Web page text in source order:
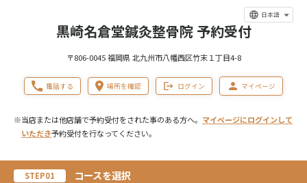
日本語
黒崎名倉堂鍼灸整骨院 予約受付
〒806-0045 福岡県 北九州市八幡西区竹末１丁目4-8
電話する 場所を確認 ログイン マイページ
※当店または他店舗で予約受付をされた事のある方へ。 マイページにログインして
いただき予約受付を行なってください。
STEP01 コースを選択